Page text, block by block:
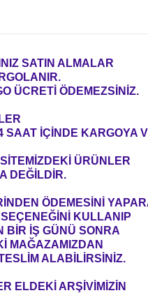
SATIN ALMALAR
ÜCRETİ ÖDEMEZSİNİZ.
İÇİNDE KARGOYA
ÜRÜNLER
DEĞİLDİR.
ÖDEMESİNİ
KULLANIP
BİR İŞ GÜNÜ SONRA
MAĞAZAMIZDAN
ALABİLİRSİNİZ.
ELDEKİ ARŞİVİMİZİN